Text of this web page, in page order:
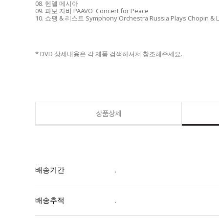
08. 헨델 메시아
09. 파보 자비 PAAVO Concert for Peace
10. 쇼팽 & 리스트 Symphony Orchestra Russia Plays Chopin &
* DVD 상세내용은 각 제품 검색하셔서 참조해주세요.
상품상세
배송기간 .
배송추적 .